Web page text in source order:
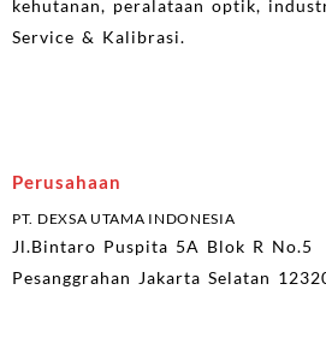
kehutanan, peralataan optik,
Service & Kalibrasi.
Perusahaan
PT. DEXSA UTAMA INDONESIA
Jl.Bintaro Puspita 5A Blok R No.5
Pesanggrahan Jakarta Selatan